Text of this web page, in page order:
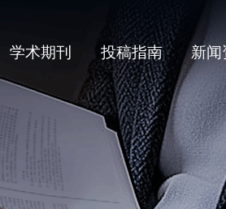
学术期刊 投稿指南 新闻